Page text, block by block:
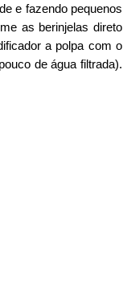
e fazendo pequenos
as berinjelas direto
a polpa com o
de água filtrada).